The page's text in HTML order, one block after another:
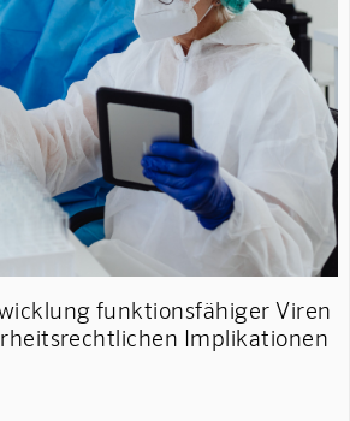
funktionsfähiger Viren
Implikationen